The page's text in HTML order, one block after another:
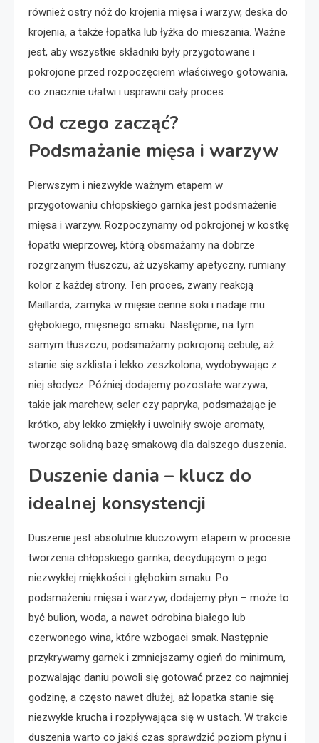
również ostry nóż do krojenia mięsa i warzyw, deska do
krojenia, a także łopatka lub łyżka do mieszania. Ważne
jest, aby wszystkie składniki były przygotowane i
pokrojone przed rozpoczęciem właściwego gotowania,
co znacznie ułatwi i usprawni cały proces.
Od czego zacząć?
Podsmażanie mięsa i warzyw
Pierwszym i niezwykle ważnym etapem w
przygotowaniu chłopskiego garnka jest podsmażenie
mięsa i warzyw. Rozpoczynamy od pokrojonej w kostkę
łopatki wieprzowej, którą obsmażamy na dobrze
rozgrzanym tłuszczu, aż uzyskamy apetyczny, rumiany
kolor z każdej strony. Ten proces, zwany reakcją
Maillarda, zamyka w mięsie cenne soki i nadaje mu
głębokiego, mięsnego smaku. Następnie, na tym
samym tłuszczu, podsmażamy pokrojoną cebulę, aż
stanie się szklista i lekko zeszkolona, wydobywając z
niej słodycz. Później dodajemy pozostałe warzywa,
takie jak marchew, seler czy papryka, podsmażając je
krótko, aby lekko zmiękły i uwolniły swoje aromaty,
tworząc solidną bazę smakową dla dalszego duszenia.
Duszenie dania – klucz do
idealnej konsystencji
Duszenie jest absolutnie kluczowym etapem w procesie
tworzenia chłopskiego garnka, decydującym o jego
niezwykłej miękkości i głębokim smaku. Po
podsmażeniu mięsa i warzyw, dodajemy płyn – może to
być bulion, woda, a nawet odrobina białego lub
czerwonego wina, które wzbogaci smak. Następnie
przykrywamy garnek i zmniejszamy ogień do minimum,
pozwalając daniu powoli się gotować przez co najmniej
godzinę, a często nawet dłużej, aż łopatka stanie się
niezwykle krucha i rozpływająca się w ustach. W trakcie
duszenia warto co jakiś czas sprawdzić poziom płynu i